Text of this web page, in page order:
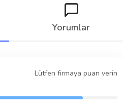
Yorumlar
Lütfen firmaya puan verin